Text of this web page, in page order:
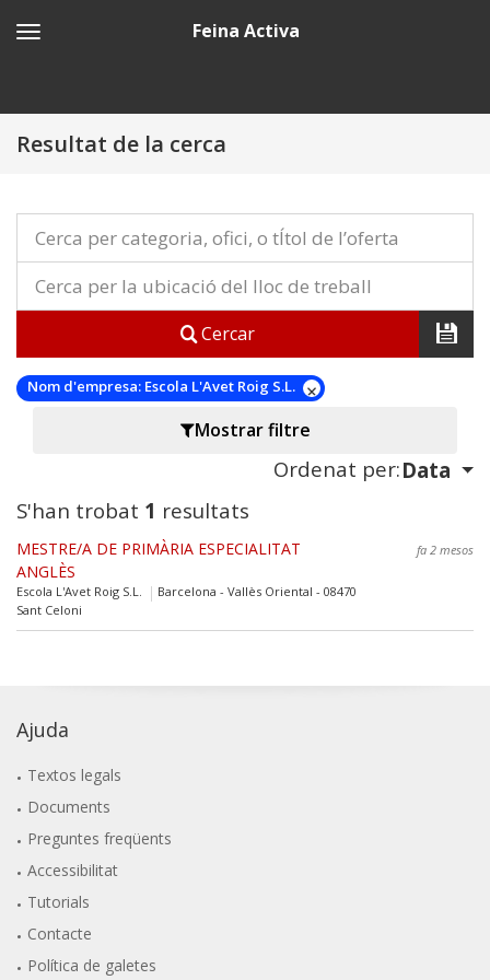
Feina Activa
Resultat de la cerca
Cercar
Nom d'empresa: Escola L'Avet Roig S.L.
Mostrar filtre
Ordenat per:Data
S'han trobat 1 resultats
MESTRE/A DE PRIMÀRIA ESPECIALITAT
ANGLÈS
fa 2 mesos
Escola L'Avet Roig S.L.
Barcelona - Vallès Oriental - 08470
Sant Celoni
Ajuda
Textos legals
Documents
Preguntes freqüents
Accessibilitat
Tutorials
Contacte
Política de galetes